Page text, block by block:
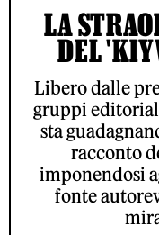
LA
DEL
Libero dalle
gruppi
sta
racconto
imponendosi
fonte